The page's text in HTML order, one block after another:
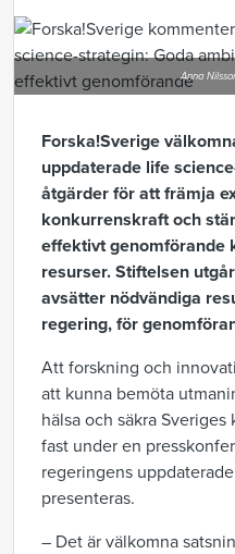
Anna
Forska!Sverige
uppdaterade life
åtgärder för att främja
konkurrenskraft och
effektivt genomförande
resurser. Stiftelsen
avsätter nödvändiga
regering, för
Att forskning och
att kunna bemöta
hälsa och säkra
fast under en
regeringens
presenteras.
– Det är välkomna